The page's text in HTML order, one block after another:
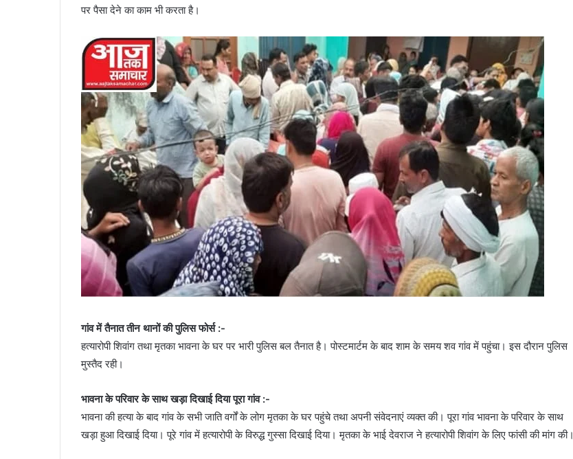
पर पैसा देने का काम भी करता है।
गांव में तैनात तीन थानों की पुलिस फोर्स :-
हत्यारोपी शिवांग तथा मृतका भावना के घर पर भारी पुलिस बल तैनात है। पोस्टमार्टम के बाद शाम के समय शव गांव में पहुंचा। इस दौरान पुलिस
मुस्तैद रही।
भावना के परिवार के साथ खड़ा दिखाई दिया पूरा गांव :-
भावना की हत्या के बाद गांव के सभी जाति वर्गों के लोग मृतका के घर पहुंचे तथा अपनी संवेदनाएं व्यक्त की। पूरा गांव भावना के परिवार के साथ
खड़ा हुआ दिखाई दिया। पूरे गांव में हत्यारोपी के विरुद्ध गुस्सा दिखाई दिया। मृतका के भाई देवराज ने हत्यारोपी शिवांग के लिए फांसी की मांग की।